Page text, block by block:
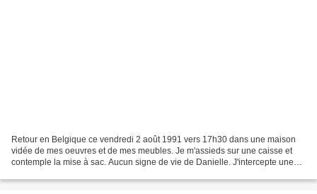
Retour en Belgique ce vendredi 2 août 1991 vers 17h30 dans une maison
vidée de mes oeuvres et de mes meubles. Je m'assieds sur une caisse et
contemple la mise à sac. Aucun signe de vie de Danielle. J'intercepte une